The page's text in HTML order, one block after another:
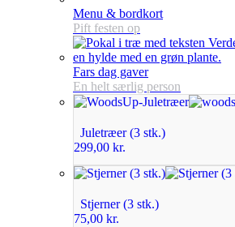
Menu & bordkort
Pift festen op
Fars dag gaver
En helt særlig person
Juletræer (3 stk.)
299,00 kr.
Stjerner (3 stk.)
75,00 kr.